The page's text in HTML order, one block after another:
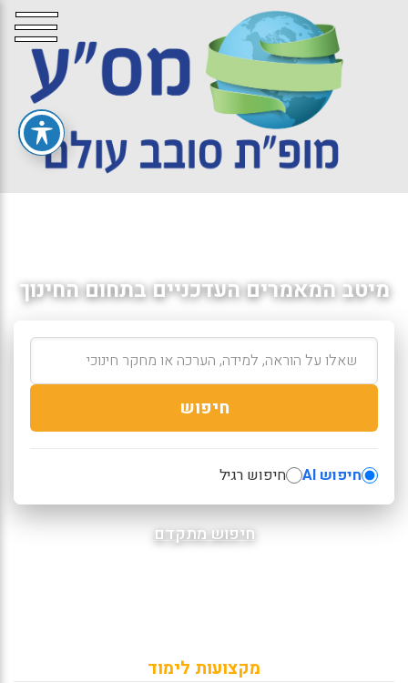
מיטב המאמרים העדכניים בתחום החינוך
חיפוש
חיפוש AI חיפוש רגיל
חיפוש מתקדם
מקצועות לימוד